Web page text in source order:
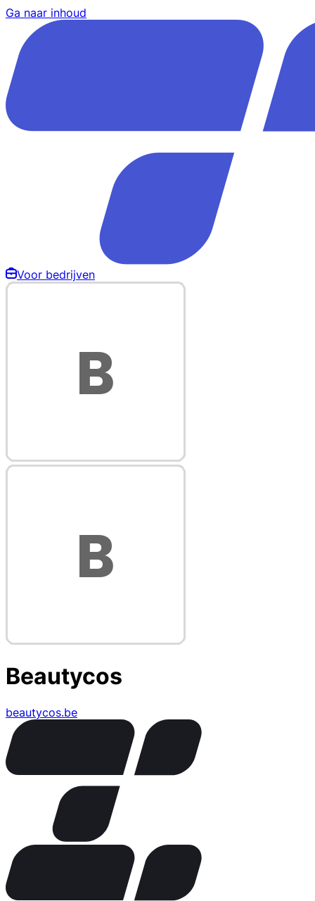
Ga naar inhoud
Voor bedrijven
Beautycos
beautycos.be